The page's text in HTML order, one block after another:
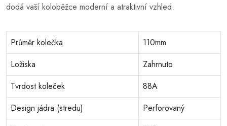
dodá vaší koloběžce moderní a atraktivní vzhled.
Průměr kolečka
110mm
Ložiska
Zahrnuto
Tvrdost koleček
88A
Design jádra (stredu)
Perforovaný